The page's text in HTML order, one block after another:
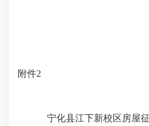
附件2
宁化县江下新校区房屋